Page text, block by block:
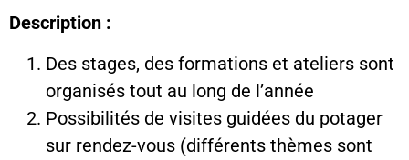
Description :
Des stages, des formations et ateliers sont
organisés tout au long de l’année
Possibilités de visites guidées du potager
sur rendez-vous (différents thèmes sont